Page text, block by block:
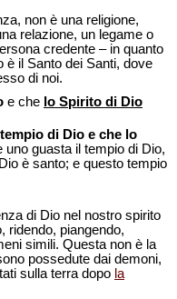
non è una religione,
relazione, un legame o
credente – in quanto
è il Santo dei Santi, dove
di noi.
e che lo Spirito di Dio
di Dio e che lo
uno guasta il tempio di Dio,
è santo; e questo tempio
di Dio nel nostro spirito
ridendo, piangendo,
simili. Questa non è la
possedute dai demoni,
sulla terra dopo la